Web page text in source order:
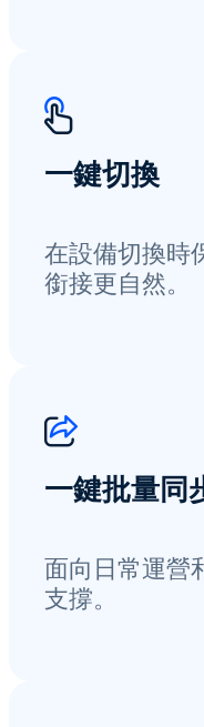
一鍵切換
在設備切換時
銜接更自然。
一鍵批量同
面向日常運營
支撐。